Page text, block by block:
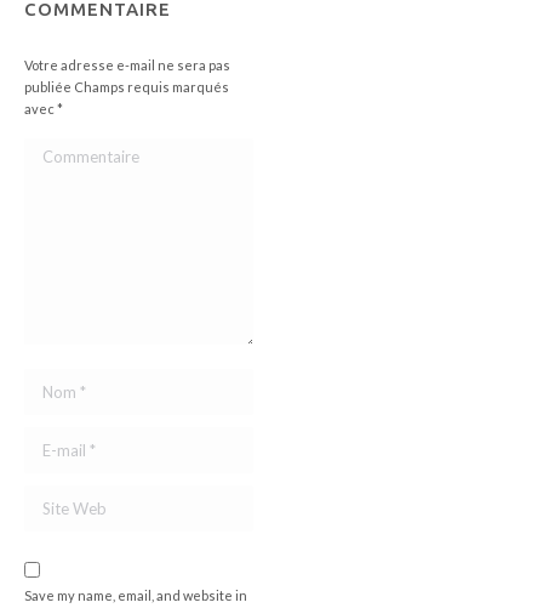
COMMENTAIRE
Votre adresse e-mail ne sera pas
publiée Champs requis marqués
avec *
Commentaire
Nom *
E-mail *
Site Web
Save my name, email, and website in